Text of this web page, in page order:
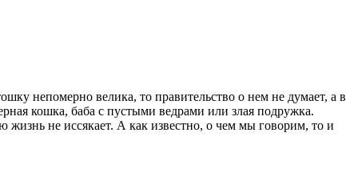
непомерно велика, то правительство о нем не думает, а в
кошка, баба с пустыми ведрами или злая подружка.
не иссякает. А как известно, о чем мы говорим, то и